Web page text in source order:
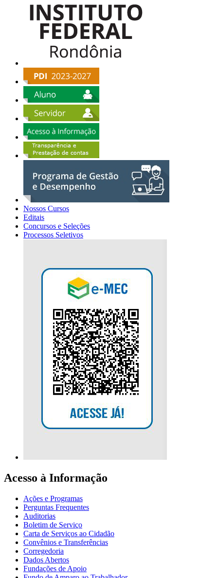
Nossos Cursos
Editais
Concursos e Seleções
Processos Seletivos
Acesso à Informação
Ações e Programas
Perguntas Frequentes
Auditorias
Boletim de Serviço
Carta de Serviços ao Cidadão
Convênios e Transferências
Corregedoria
Dados Abertos
Fundações de Apoio